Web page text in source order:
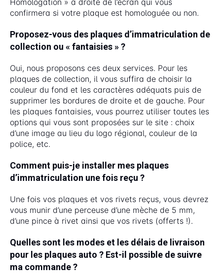
confirmera si votre plaque est homologuée ou non.
Proposez-vous des plaques d’immatriculation de
collection ou « fantaisies » ?
Oui, nous proposons ces deux services. Pour les
plaques de collection, il vous suffira de choisir la
couleur du fond et les caractères adéquats puis de
supprimer les bordures de droite et de gauche. Pour
les plaques fantaisies, vous pourrez utiliser toutes les
options qui vous sont proposées sur le site : choix
d’une image au lieu du logo régional, couleur de la
police, etc.
Comment puis-je installer mes plaques
d’immatriculation une fois reçu ?
Une fois vos plaques et vos rivets reçus, vous devrez
vous munir d’une perceuse d’une mèche de 5 mm,
d’une pince à rivet ainsi que vos rivets (offerts !).
Quelles sont les modes et les délais de livraison
pour les plaques auto ? Est-il possible de suivre
ma commande ?